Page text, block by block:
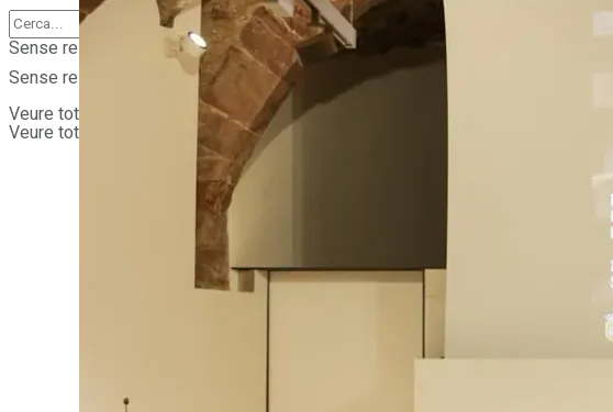
Sense resultats
Veure tots els resultats
Sense resultats
Veure tots els resultats